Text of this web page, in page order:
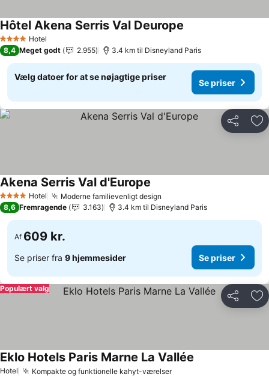
4 StjernerHotel
Hôtel Akena Serris Val Deurope
8,4 Meget godt 2.955 3.4 km til Disneyland Paris
Vælg datoer for at se nøjagtige priser
Se priser
Del
4 StjernerHotel Moderne familievenligt design
Akena Serris Val d'Europe
8,6 Fremragende 3.163 3.4 km til Disneyland Paris
Af 609 kr.
Se priser fra 9 hjemmesider Se priser
Del
Populært valg
Hotel Kompakte og funktionelle kahyt-værelser
Eklo Hotels Paris Marne La Vallée